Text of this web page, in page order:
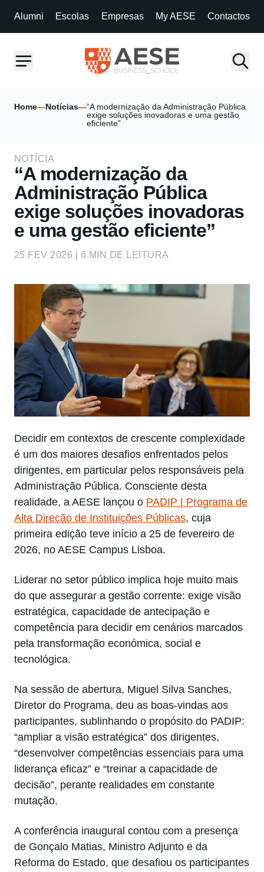
Alumni Escolas Empresas My AESE Contactos
Home—Notícias—“A modernização da Administração Pública
exige soluções inovadoras e uma gestão
eficiente”
NOTÍCIA
“A modernização da
Administração Pública
exige soluções inovadoras
e uma gestão eficiente”
25 FEV 2026 | 6 MIN DE LEITURA
Decidir em contextos de crescente complexidade
é um dos maiores desafios enfrentados pelos
dirigentes, em particular pelos responsáveis pela
Administração Pública. Consciente desta
realidade, a AESE lançou o PADIP | Programa de
Alta Direção de Instituições Públicas, cuja
primeira edição teve início a 25 de fevereiro de
2026, no AESE Campus Lisboa.
Liderar no setor público implica hoje muito mais
do que assegurar a gestão corrente: exige visão
estratégica, capacidade de antecipação e
competência para decidir em cenários marcados
pela transformação económica, social e
tecnológica.
Na sessão de abertura, Miguel Silva Sanches,
Diretor do Programa, deu as boas-vindas aos
participantes, sublinhando o propósito do PADIP:
“ampliar a visão estratégica” dos dirigentes,
“desenvolver competências essenciais para uma
liderança eficaz” e “treinar a capacidade de
decisão”, perante realidades em constante
mutação.
A conferência inaugural contou com a presença
de Gonçalo Matias, Ministro Adjunto e da
Reforma do Estado, que desafiou os participantes